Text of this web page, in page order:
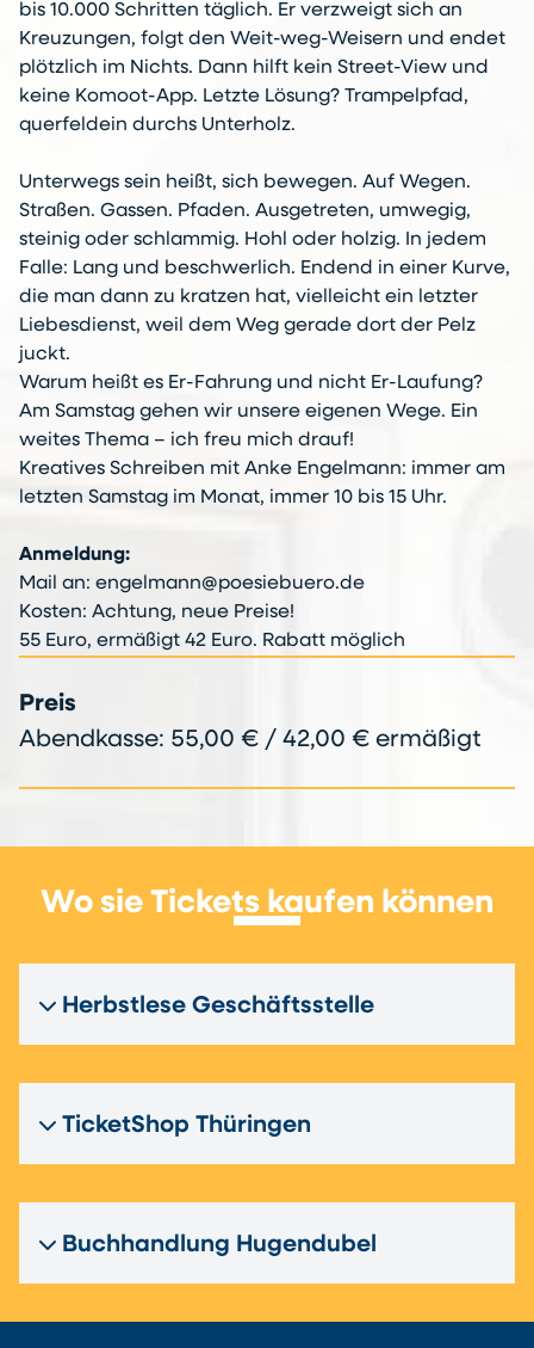
bis 10.000 Schritten täglich. Er verzweigt sich an
Kreuzungen, folgt den Weit-weg-Weisern und endet
plötzlich im Nichts. Dann hilft kein Street-View und
keine Komoot-App. Letzte Lösung? Trampelpfad,
querfeldein durchs Unterholz.
Unter­wegs sein heißt, sich bewegen. Auf Wegen.
Straßen. Gassen. Pfaden. Ausgetreten, umwegig,
steinig oder schlammig. Hohl oder holzig. In jedem
Falle: Lang und beschwerlich. Endend in einer Kurve,
die man dann zu kratzen hat, vielleicht ein letzter
Liebesdienst, weil dem Weg gerade dort der Pelz
juckt.
Warum heißt es Er-Fahrung und nicht Er-Laufung?
Am Samstag gehen wir unsere eigenen Wege. Ein
weites Thema – ich freu mich drauf!
Kreatives Schreiben mit Anke Engelmann: immer am
letzten Samstag im Monat, immer 10 bis 15 Uhr.
Anmeldung:
Mail an: engelmann@poesiebuero.de
Kosten: Achtung, neue Preise!
55 Euro, ermäßigt 42 Euro. Rabatt möglich
Preis
Abendkasse: 55,00 € / 42,00 € ermäßigt
Wo sie Tickets kaufen können
Herbstlese Geschäftsstelle
TicketShop Thüringen
Buchhandlung Hugendubel